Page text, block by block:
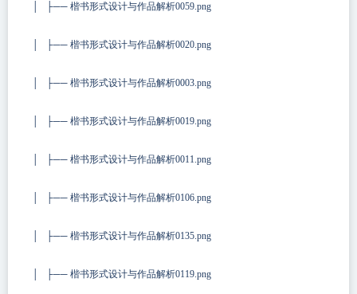
│ ├── 楷书形式设计与作品解析0059.png
│ ├── 楷书形式设计与作品解析0020.png
│ ├── 楷书形式设计与作品解析0003.png
│ ├── 楷书形式设计与作品解析0019.png
│ ├── 楷书形式设计与作品解析0011.png
│ ├── 楷书形式设计与作品解析0106.png
│ ├── 楷书形式设计与作品解析0135.png
│ ├── 楷书形式设计与作品解析0119.png